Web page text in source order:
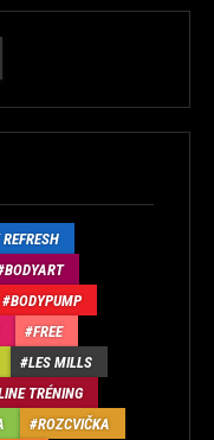
BODYART
BODYPUMP
FREE
LES MILLS
TRÉNING
ROZCVIČKA